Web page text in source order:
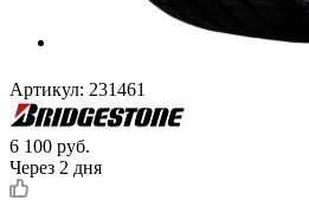
Артикул: 231461
6 100 руб.
Через 2 дня